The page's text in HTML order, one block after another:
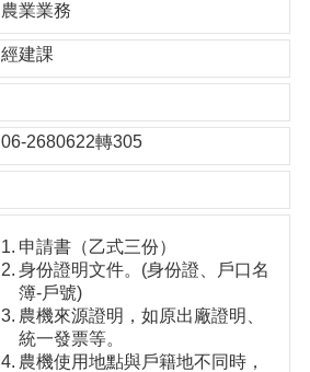
農業業務
經建課
06-2680622轉305
申請書（乙式三份）
身份證明文件。(身份證、戶口名
簿-戶號)
農機來源證明，如原出廠證明、
統一發票等。
農機使用地點與戶籍地不同時，